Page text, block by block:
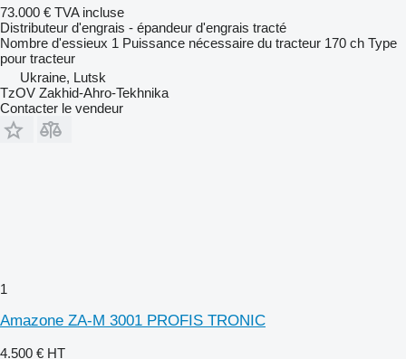
73.000 € TVA incluse
Distributeur d'engrais - épandeur d'engrais tracté
Nombre d'essieux 1 Puissance nécessaire du tracteur 170 ch Type
pour tracteur
Ukraine, Lutsk
TzOV Zakhid-Ahro-Tekhnika
Contacter le vendeur
1
Amazone ZA-M 3001 PROFIS TRONIC
4.500 € HT